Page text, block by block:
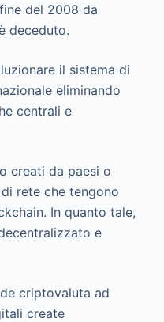
del 2008 da
deceduto.
il sistema di
eliminando
centrali e
creati da paesi o
rete che tengono
In quanto tale,
e
criptovaluta ad
create